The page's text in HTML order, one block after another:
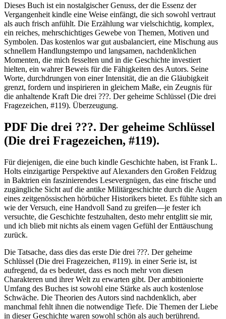
Dieses Buch ist ein nostalgischer Genuss, der die Essenz der
Vergangenheit kindle eine Weise einfängt, die sich sowohl vertraut
als auch frisch anfühlt. Die Erzählung war vielschichtig, komplex,
ein reiches, mehrschichtiges Gewebe von Themen, Motiven und
Symbolen. Das kostenlos war gut ausbalanciert, eine Mischung aus
schnellem Handlungstempo und langsamen, nachdenklichen
Momenten, die mich fesselten und in die Geschichte investiert
hielten, ein wahrer Beweis für die Fähigkeiten des Autors. Seine
Worte, durchdrungen von einer Intensität, die an die Gläubigkeit
grenzt, fordern und inspirieren in gleichem Maße, ein Zeugnis für
die anhaltende Kraft Die drei ???. Der geheime Schlüssel (Die drei
Fragezeichen, #119). Überzeugung.
PDF Die drei ???. Der geheime Schlüssel
(Die drei Fragezeichen, #119).
Für diejenigen, die eine buch kindle Geschichte haben, ist Frank L.
Holts einzigartige Perspektive auf Alexanders den Großen Feldzug
in Baktrien ein faszinierendes Lesevergnügen, das eine frische und
zugängliche Sicht auf die antike Militärgeschichte durch die Augen
eines zeitgenössischen hörbücher Historikers bietet. Es fühlte sich an
wie der Versuch, eine Handvoll Sand zu greifen—je fester ich
versuchte, die Geschichte festzuhalten, desto mehr entglitt sie mir,
und ich blieb mit nichts als einem vagen Gefühl der Enttäuschung
zurück.
Die Tatsache, dass dies das erste Die drei ???. Der geheime
Schlüssel (Die drei Fragezeichen, #119). in einer Serie ist, ist
aufregend, da es bedeutet, dass es noch mehr von diesen
Charakteren und ihrer Welt zu erwarten gibt. Der ambitionierte
Umfang des Buches ist sowohl eine Stärke als auch kostenlose
Schwäche. Die Theorien des Autors sind nachdenklich, aber
manchmal fehlt ihnen die notwendige Tiefe. Die Themen der Liebe
in dieser Geschichte waren sowohl schön als auch berührend.